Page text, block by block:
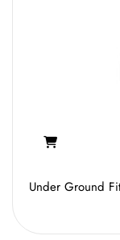
Under Ground